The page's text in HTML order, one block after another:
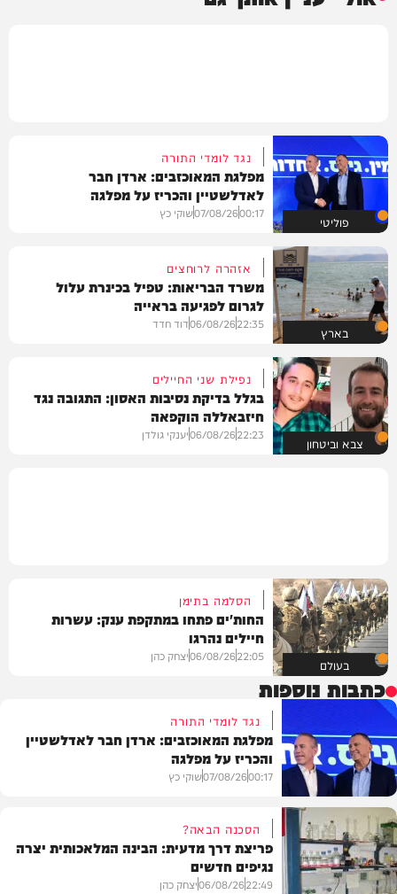
פוליטי
נגד לומדי התורה
מפלגת המאוכזבים: ארדן חבר
לאדלשטיין והכריז על מפלגה
00:17
07/08/26שוקי כץ
בארץ
אזהרה לרוחצים
משרד הבריאות: טפיל בכינרת עלול
לגרום לפגיעה בראייה
22:35
06/08/26דוד חדד
צבא וביטחון
נפילת שני החיילים
בגלל בדיקת נסיבות האסון: התגובה נגד
חיזבאללה הוקפאה
22:23
06/08/26יענקי גולדן
בעולם
הסלמה בתימן
החות'ים פתחו במתקפת ענק: עשרות
חיילים נהרגו
22:05
06/08/26יצחק כהן
כתבות נוספות
פוליטי
נגד לומדי התורה
מפלגת המאוכזבים: ארדן חבר לאדלשטיין
והכריז על מפלגה
00:17
07/08/26שוקי כץ
הסכנה הבאה?
פריצת דרך מדעית: הבינה המלאכותית יצרה
נגיפים חדשים
22:49
06/08/26יצחק כהן